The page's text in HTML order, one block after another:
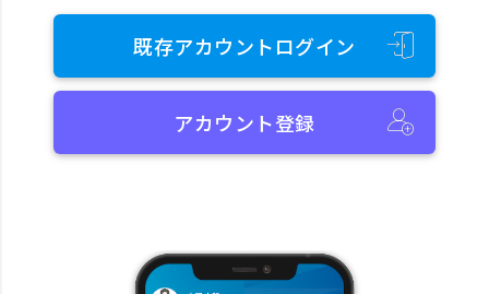
既存アカウントログイン
アカウント登録